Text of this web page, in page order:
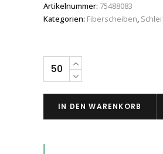
Artikelnummer: 75488083
Kategorien: Fiberscheiben,
VSM
Fiberscheiben
Keramik
TopSizeIN DEN WARENKORB